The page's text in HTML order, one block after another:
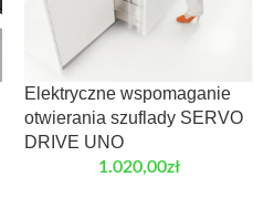
Elektryczne wspomaganie
otwierania szuflady SERVO
DRIVE UNO
1.020,00zł